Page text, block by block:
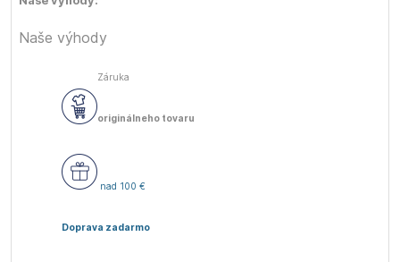
Naše výhody
Záruka
originálneho tovaru
Doprava zadarmo
nad 100 €